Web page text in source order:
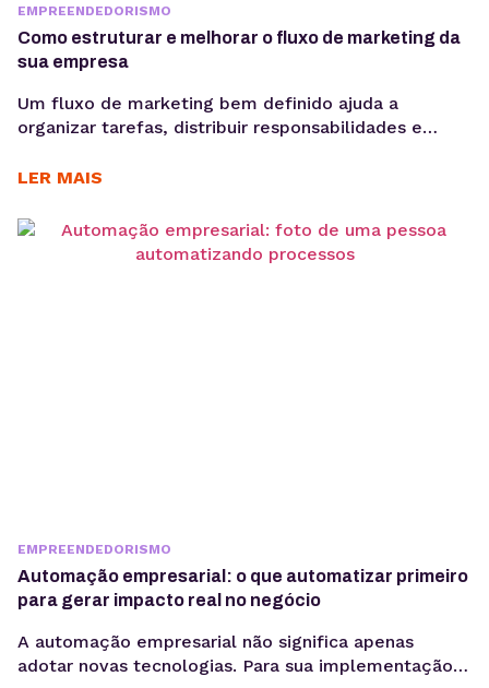
EMPREENDEDORISMO
Como estruturar e melhorar o fluxo de marketing da
sua empresa
Um fluxo de marketing bem definido ajuda a
organizar tarefas, distribuir responsabilidades e
consistente. E o uso de ferramentas como um
ao centralizar processos de planejamento,
aprovação e publicação. Para ter bons resultados
LER MAIS
EMPREENDEDORISMO
Automação empresarial: o que automatizar primeiro
para gerar impacto real no negócio
A automação empresarial não significa apenas
adotar novas tecnologias. Para sua implementação